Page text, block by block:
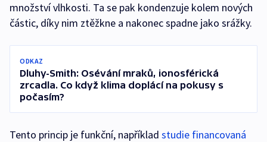
množství vlhkosti. Ta se pak kondenzuje kolem nových
částic, díky nim ztěžkne a nakonec spadne jako srážky.
ODKAZ
Dluhy-Smith: Osévání mraků, ionosférická
zrcadla. Co když klima doplácí na pokusy s
počasím?
Tento princip je funkční, například studie financovaná